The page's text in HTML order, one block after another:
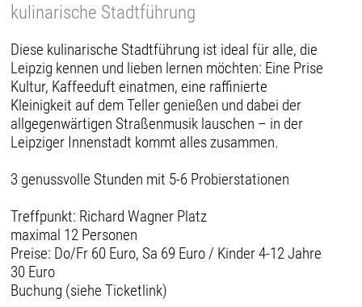
kulinarische Stadtführung
Diese kulinarische Stadtführung ist ideal für alle, die
Leipzig kennen und lieben lernen möchten: Eine Prise
Kultur, Kaffeeduft einatmen, eine raffinierte
Kleinigkeit auf dem Teller genießen und dabei der
allgegenwärtigen Straßenmusik lauschen – in der
Leipziger Innenstadt kommt alles zusammen.
3 genussvolle Stunden mit 5-6 Probierstationen
Treffpunkt: Richard Wagner Platz
maximal 12 Personen
Preise: Do/Fr 60 Euro, Sa 69 Euro / Kinder 4-12 Jahre
30 Euro
Buchung (siehe Ticketlink)